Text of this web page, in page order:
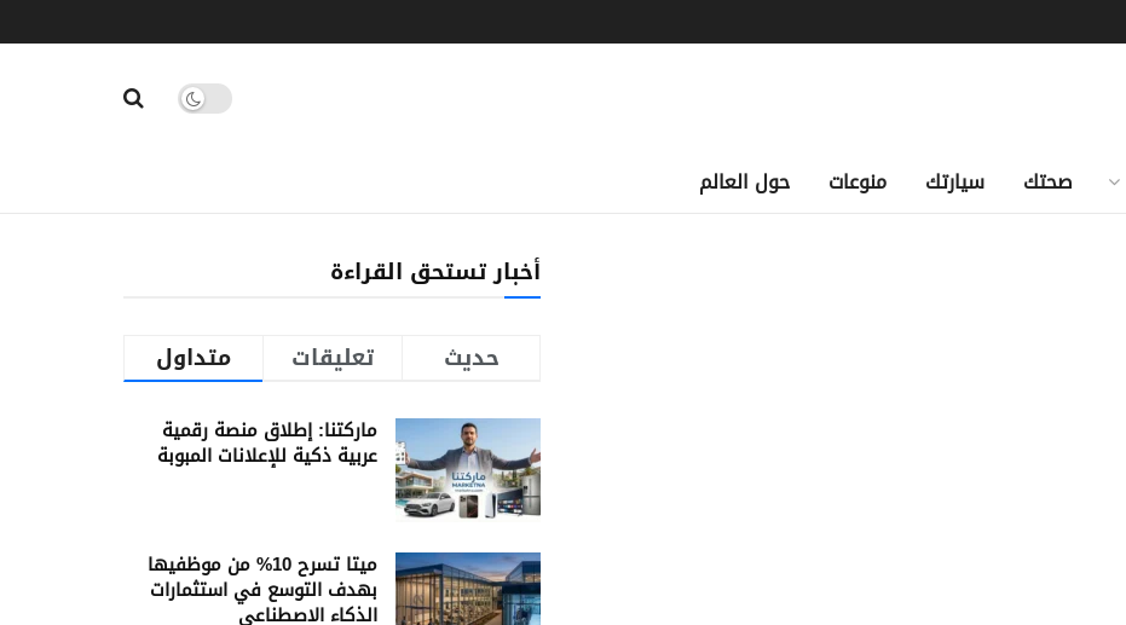
صحتك سيارتك منوعات حول العالم
أخبار تستحق القراءة
متداول تعليقات حديث
ماركتنا: إطلاق منصة رقمية
عربية ذكية للإعلانات المبوبة
ميتا تسرح 10% من موظفيها
بهدف التوسع في استثمارات
الذكاء الاصطناعي